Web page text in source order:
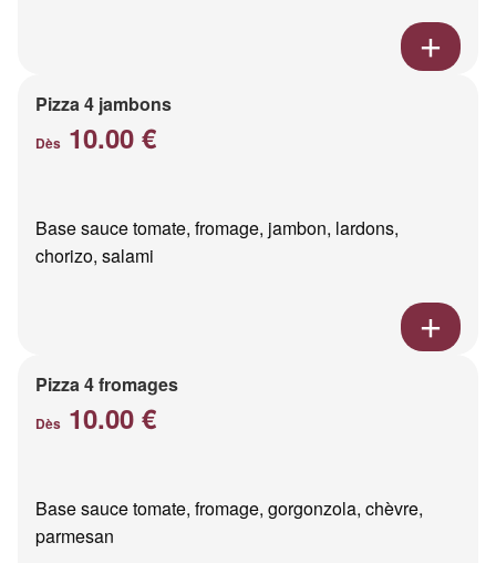
Pizza 4 jambons
Dès 10.00 €
Base sauce tomate, fromage, jambon, lardons,
chorizo, salami
Pizza 4 fromages
Dès 10.00 €
Base sauce tomate, fromage, gorgonzola, chèvre,
parmesan